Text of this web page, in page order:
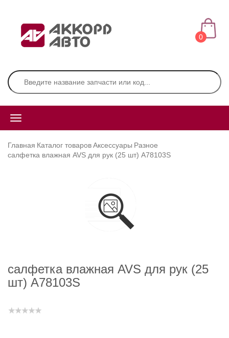
0
Главная Каталог товаровАксессуары Разное
салфетка влажная AVS для рук (25 шт) A78103S
салфетка влажная AVS для рук (25
шт) A78103S